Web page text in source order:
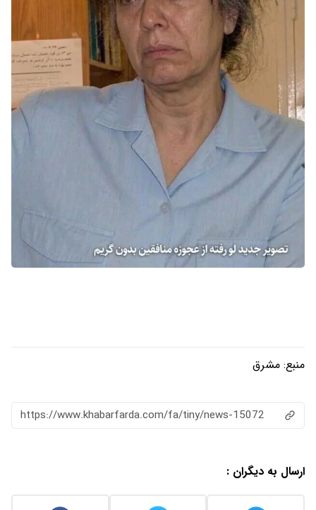
منبع: مشرق
https://www.khabarfarda.com/fa/tiny/news-15072
ارسال به دیگران :